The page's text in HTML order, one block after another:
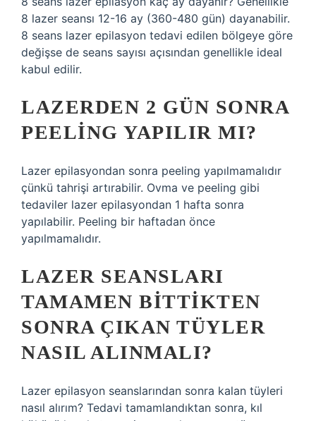
8 lazer seansı 12-16 ay (360-480 gün) dayanabilir.
8 seans lazer epilasyon tedavi edilen bölgeye göre
değişse de seans sayısı açısından genellikle ideal
kabul edilir.
LAZERDEN 2 GÜN SONRA
PEELING YAPILIR MI?
Lazer epilasyondan sonra peeling yapılmamalıdır
çünkü tahrişi artırabilir. Ovma ve peeling gibi
tedaviler lazer epilasyondan 1 hafta sonra
yapılabilir. Peeling bir haftadan önce
yapılmamalıdır.
LAZER SEANSLARI
TAMAMEN BITTIKTEN
SONRA ÇIKAN TÜYLER
NASIL ALINMALI?
Lazer epilasyon seanslarından sonra kalan tüyleri
nasıl alırım? Tedavi tamamlandıktan sonra, kıl